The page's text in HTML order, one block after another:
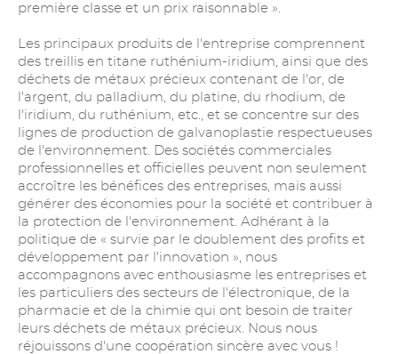
première classe et un prix raisonnable ».
Les principaux produits de l'entreprise comprennent
des treillis en titane ruthénium-iridium, ainsi que des
déchets de métaux précieux contenant de l'or, de
l'argent, du palladium, du platine, du rhodium, de
l'iridium, du ruthénium, etc., et se concentre sur des
lignes de production de galvanoplastie respectueuses
de l'environnement. Des sociétés commerciales
professionnelles et officielles peuvent non seulement
accroître les bénéfices des entreprises, mais aussi
générer des économies pour la société et contribuer à
la protection de l'environnement. Adhérant à la
politique de « survie par le doublement des profits et
développement par l'innovation », nous
accompagnons avec enthousiasme les entreprises et
les particuliers des secteurs de l'électronique, de la
pharmacie et de la chimie qui ont besoin de traiter
leurs déchets de métaux précieux. Nous nous
réjouissons d'une coopération sincère avec vous !